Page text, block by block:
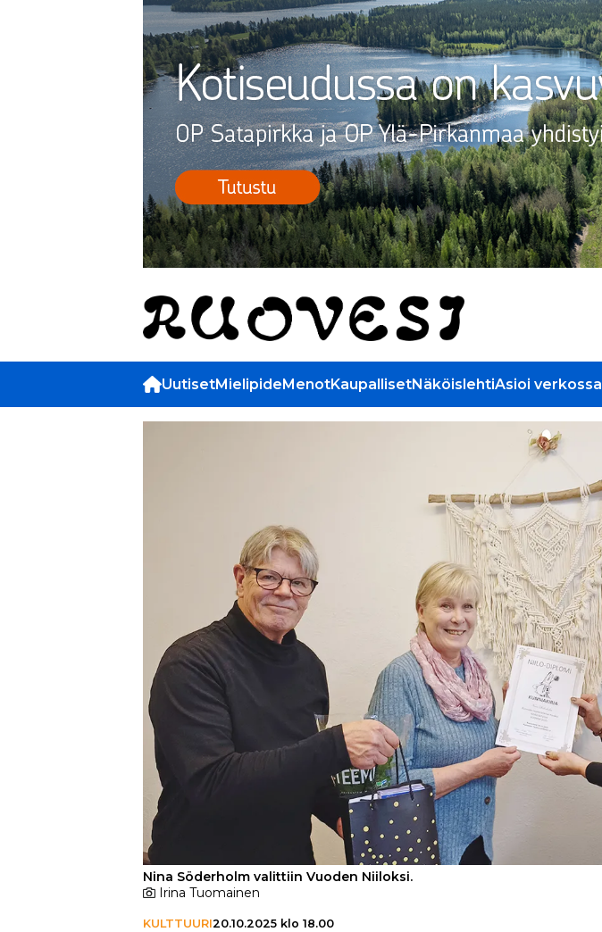
UutisetMielipideMenotKaupallisetNäköislehtiAsioi verkossa
Nina Söderholm valittiin Vuoden Niiloksi.
Irina Tuomainen
KULTTUURI20.10.2025 klo 18.00